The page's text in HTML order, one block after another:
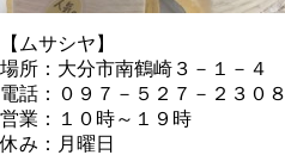
【ムサシヤ】
場所：大分市南鶴崎３－１－４
電話：０９７－５２７－２３０８
営業：１０時～１９時
休み：月曜日